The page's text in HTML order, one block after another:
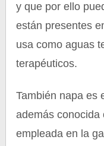
y que por ello
están presentes
usa como aguas
terapéuticos.
También napa es
además conocida
empleada en la